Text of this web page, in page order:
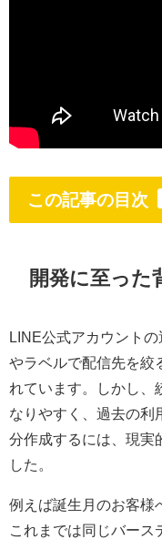
この記事の目次
開発に至った
LINE公式アカウント
やラベルで配信先を絞
れています。しかし、
なりやすく、過去の利
分作成するには、現実
した。
例えば誕生月のお客様
これまでは同じバー